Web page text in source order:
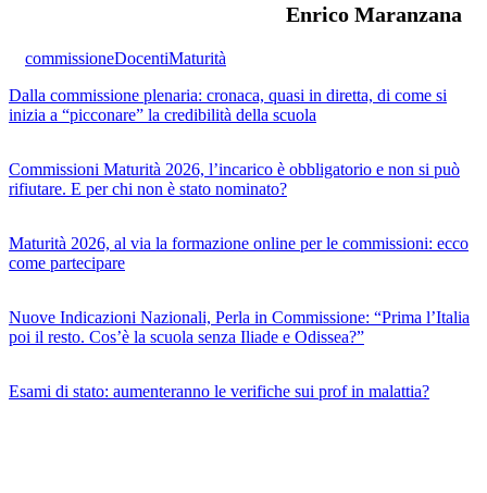
Enrico Maranzana
commissioneDocentiMaturità
Dalla commissione plenaria: cronaca, quasi in diretta, di come si
inizia a “picconare” la credibilità della scuola
Commissioni Maturità 2026, l’incarico è obbligatorio e non si può
rifiutare. E per chi non è stato nominato?
Maturità 2026, al via la formazione online per le commissioni: ecco
come partecipare
Nuove Indicazioni Nazionali, Perla in Commissione: “Prima l’Italia
poi il resto. Cos’è la scuola senza Iliade e Odissea?”
Esami di stato: aumenteranno le verifiche sui prof in malattia?